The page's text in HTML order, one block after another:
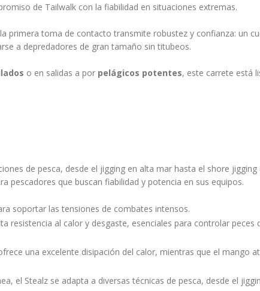
de Tailwalk con la fiabilidad en situaciones extremas.
primera toma de contacto transmite robustez y confianza: un
a depredadores de gran tamaño sin titubeos.
o en salidas a por pelágicos potentes, este carrete está
de pesca, desde el jigging en alta mar hasta el shore jigging
pescadores que buscan fiabilidad y potencia en sus equipos.
soportar las tensiones de combates intensos.
resistencia al calor y desgaste, esenciales para controlar peces
una excelente disipación del calor, mientras que el mango
el Stealz se adapta a diversas técnicas de pesca, desde el